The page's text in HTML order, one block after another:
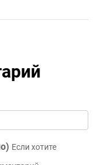
Если хотите